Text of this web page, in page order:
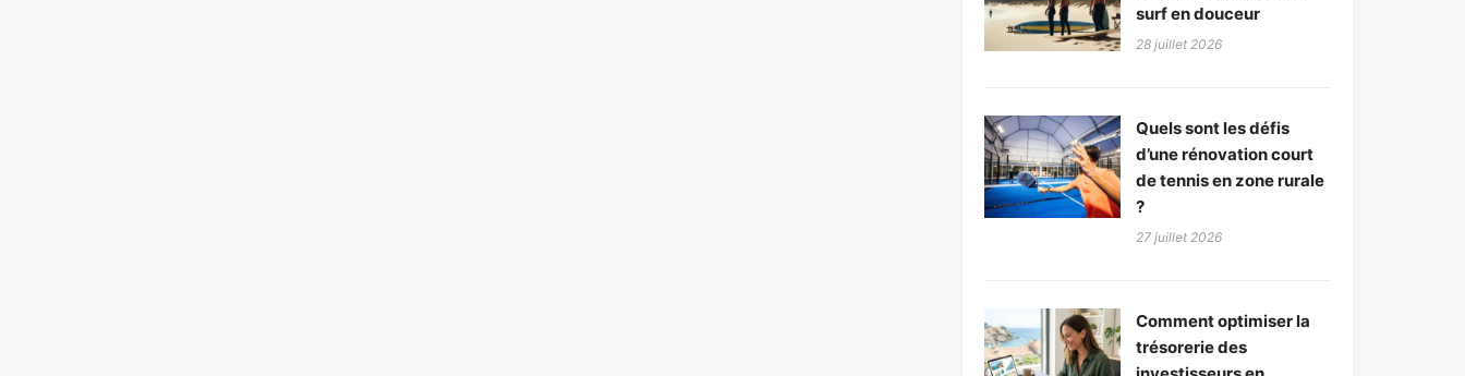
surf en douceur
28 juillet 2026
Quels sont les défis
d’une rénovation court
de tennis en zone rurale
?
27 juillet 2026
Comment optimiser la
trésorerie des